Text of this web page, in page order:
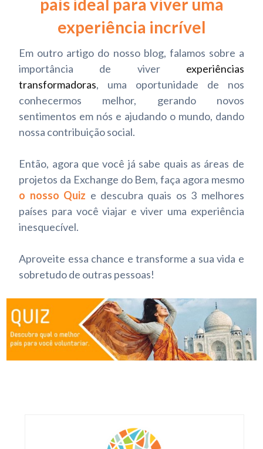
país ideal para viver uma
experiência incrível
Em outro artigo do nosso blog, falamos sobre a
importância de viver experiências
transformadoras, uma oportunidade de nos
conhecermos melhor, gerando novos
sentimentos em nós e ajudando o mundo, dando
nossa contribuição social.
Então, agora que você já sabe quais as áreas de
projetos da Exchange do Bem, faça agora mesmo
o nosso Quiz e descubra quais os 3 melhores
países para você viajar e viver uma experiência
inesquecível.
Aproveite essa chance e transforme a sua vida e
sobretudo de outras pessoas!